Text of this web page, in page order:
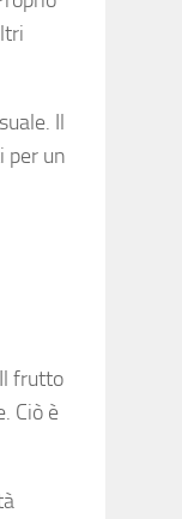
Il
per un
frutto
Ciò è